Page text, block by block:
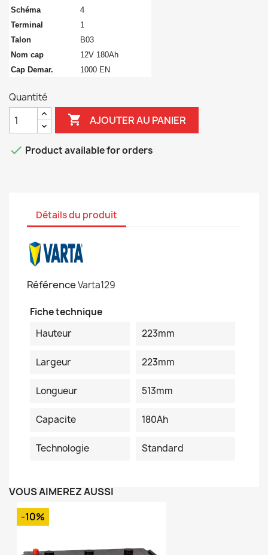
Schéma
4
Terminal
1
Talon
B03
Nom cap
12V 180Ah
Cap Demar.
1000 EN
Quantité
 AJOUTER AU PANIER
 Product available for orders
Détails du produit
RéférenceVarta129
Fiche technique
Hauteur
223mm
Largeur 223mm
Longueur 513mm
Capacite 180Ah
Technologie Standard
VOUS AIMEREZ AUSSI
-10%